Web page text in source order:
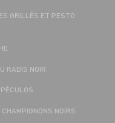
GRILLÉS ET PESTO
RADIS NOIR
NOIRS